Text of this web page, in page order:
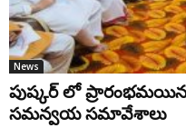
News
పుష్కర్ లో
సమన్వయ సమావేశాలు